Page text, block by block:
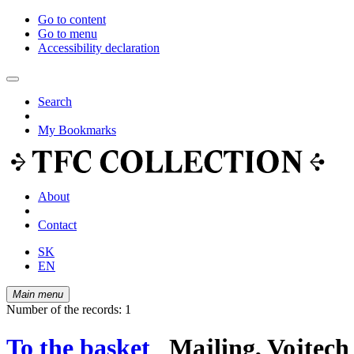
Go to content
Go to menu
Accessibility declaration
Search
My Bookmarks
About
Contact
SK
EN
Main menu
Number of the records: 1
To the basket Majling, Vojtech